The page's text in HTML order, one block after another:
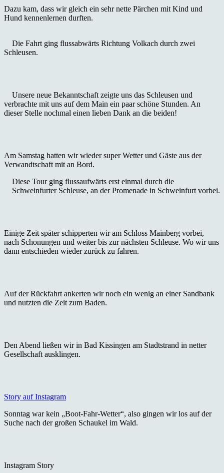
Dazu kam, dass wir gleich ein sehr nette Pärchen mit Kind und
Hund kennenlernen durften.
Die Fahrt ging flussabwärts Richtung Volkach durch zwei
Schleusen.
Unsere neue Bekanntschaft zeigte uns das Schleusen und
verbrachte mit uns auf dem Main ein paar schöne Stunden. An
dieser Stelle nochmal einen lieben Dank an die beiden!
Am Samstag hatten wir wieder super Wetter und Gäste aus der
Verwandtschaft mit an Bord.
Diese Tour ging flussaufwärts erst einmal durch die
Schweinfurter Schleuse, an der Promenade in Schweinfurt vorbei.
Einige Zeit später schipperten wir am Schloss Mainberg vorbei,
nach Schonungen und weiter bis zur nächsten Schleuse. Wo wir uns
dann entschieden wieder zurück zu fahren.
Auf der Rückfahrt ankerten wir noch ein wenig an einer Sandbank
und nutzten die Zeit zum Baden.
Den Abend ließen wir in Bad Kissingen am Stadtstrand in netter
Gesellschaft ausklingen.
Story auf Instagram
Sonntag war kein „Boot-Fahr-Wetter“, also gingen wir los auf der
Suche nach der großen Schaukel im Wald.
Instagram Story